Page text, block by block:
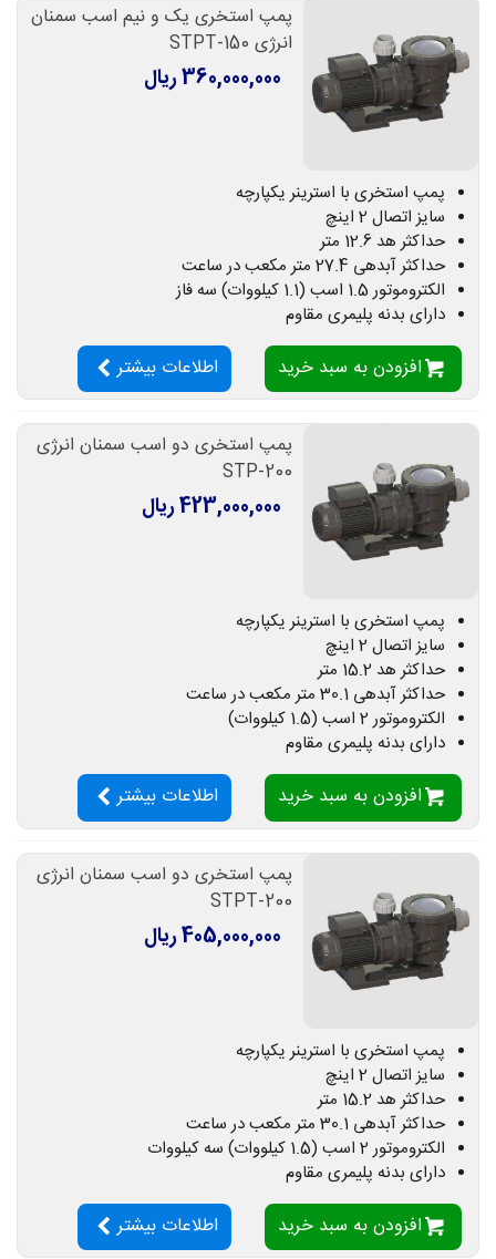
پمپ استخری یک و نیم اسب سمنان
انرژی STPT-150
360,000,000 ریال
پمپ استخری با استرینر یکپارچه
سایز اتصال 2 اینچ
حداکثر هد 12.6 متر
حداکثر آبدهی 27.4 متر مکعب در ساعت
الکتروموتور 1.5 اسب (1.1 کیلووات) سه فاز
دارای بدنه پلیمری مقاوم
افزودن به سبد خرید اطلاعات بیشتر
پمپ استخری دو اسب سمنان انرژی
STP-200
423,000,000 ریال
پمپ استخری با استرینر یکپارچه
سایز اتصال 2 اینچ
حداکثر هد 15.2 متر
حداکثر آبدهی 30.1 متر مکعب در ساعت
الکتروموتور 2 اسب (1.5 کیلووات)
دارای بدنه پلیمری مقاوم
افزودن به سبد خرید اطلاعات بیشتر
پمپ استخری دو اسب سمنان انرژی
STPT-200
405,000,000 ریال
پمپ استخری با استرینر یکپارچه
سایز اتصال 2 اینچ
حداکثر هد 15.2 متر
حداکثر آبدهی 30.1 متر مکعب در ساعت
الکتروموتور 2 اسب (1.5 کیلووات) سه کیلووات
دارای بدنه پلیمری مقاوم
افزودن به سبد خرید اطلاعات بیشتر